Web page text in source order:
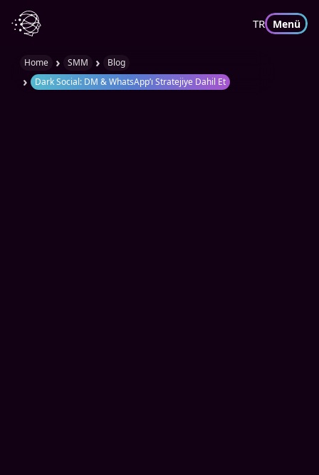
TR Menü
Home › SMM › Blog
› Dark Social: DM & WhatsApp’ı Stratejiye Dahil Et